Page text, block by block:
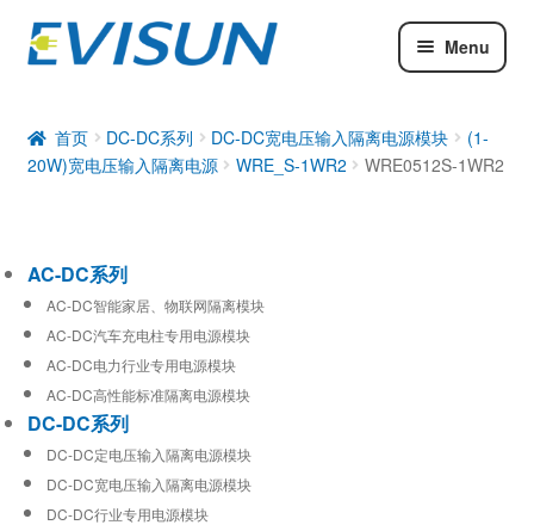
Menu
DC-DC系列
工业通信模块
首页 DC-DC系列 DC-DC宽电压输入隔离电源模块
(1-
20W)宽电压输入隔离电源
WRE_S-1WR2 WRE0512S-1WR2
AC-DC系列
AC-DC智能家居、物联网隔离模块
AC-DC汽车充电柱专用电源模块
AC-DC电力行业专用电源模块
AC-DC高性能标准隔离电源模块
DC-DC系列
DC-DC定电压输入隔离电源模块
DC-DC宽电压输入隔离电源模块
DC-DC行业专用电源模块